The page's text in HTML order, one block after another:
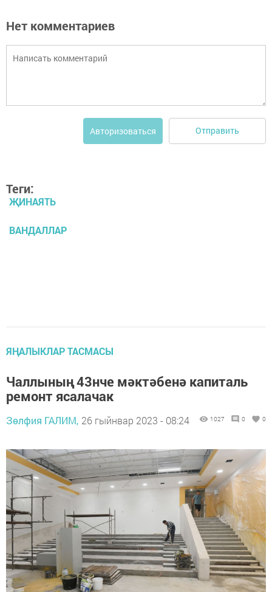
Нет комментариев
Авторизоваться Отправить
Теги:
ҖИНАЯТЬ
ВАНДАЛЛАР
ЯҢАЛЫКЛАР ТАСМАСЫ
Чаллының 43нче мәктәбенә капиталь
ремонт ясалачак
Зөлфия ГАЛИМ, 26 гыйнвар 2023 - 08:24 1027 0 0